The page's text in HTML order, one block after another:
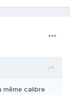
même calibre